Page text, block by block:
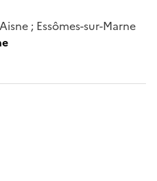
; Essômes-sur-Marne